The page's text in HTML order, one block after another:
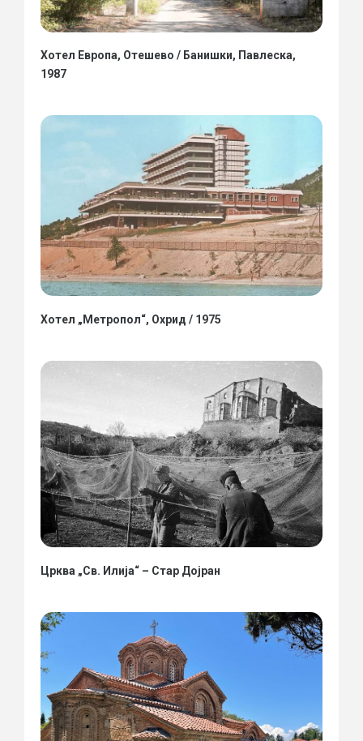
Хотел Европа, Отешево / Банишки, Павлеска,
1987
Хотел „Метропол“, Охрид / 1975
Црква „Св. Илија“ – Стар Дојран